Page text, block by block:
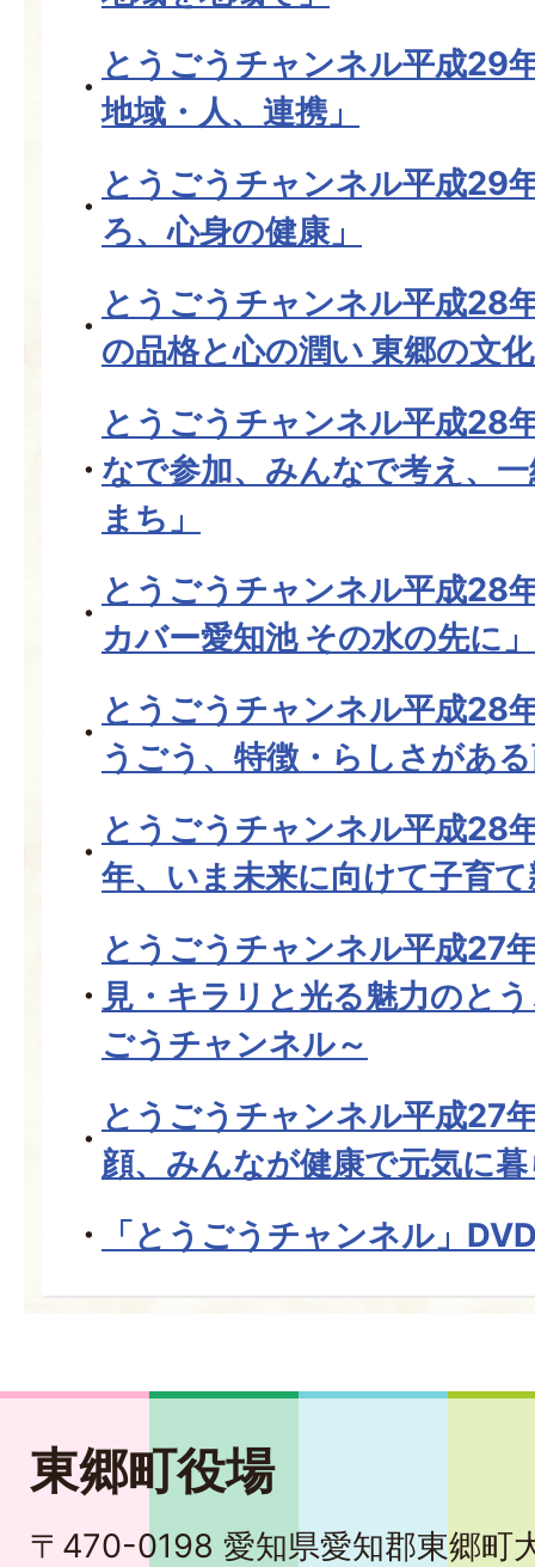
とうごうチャンネル平成29
地域・人、連携」
とうごうチャンネル平成29
ろ、心身の健康」
とうごうチャンネル平成28
の品格と心の潤い 東郷の文
とうごうチャンネル平成28
なで参加、みんなで考え、
まち」
とうごうチャンネル平成28
カバー愛知池 その水の先に」
とうごうチャンネル平成28
うごう、特徴・らしさがあ
とうごうチャンネル平成28
年、いま未来に向けて子育
とうごうチャンネル平成27
見・キラリと光る魅力のと
ごうチャンネル～
とうごうチャンネル平成27
顔、みんなが健康で元気に
「とうごうチャンネル」
東郷町役場
〒470-0198 愛知県愛知郡東郷町